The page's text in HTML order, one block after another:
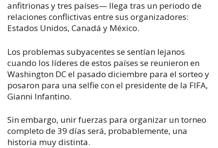
anfitrionas y tres países— llega tras un periodo de
relaciones conflictivas entre sus organizadores:
Estados Unidos, Canadá y México.
Los problemas subyacentes se sentían lejanos
cuando los líderes de estos países se reunieron en
Washington DC el pasado diciembre para el sorteo y
posaron para una selfie con el presidente de la FIFA,
Gianni Infantino.
Sin embargo, unir fuerzas para organizar un torneo
completo de 39 días será, probablemente, una
historia muy distinta.